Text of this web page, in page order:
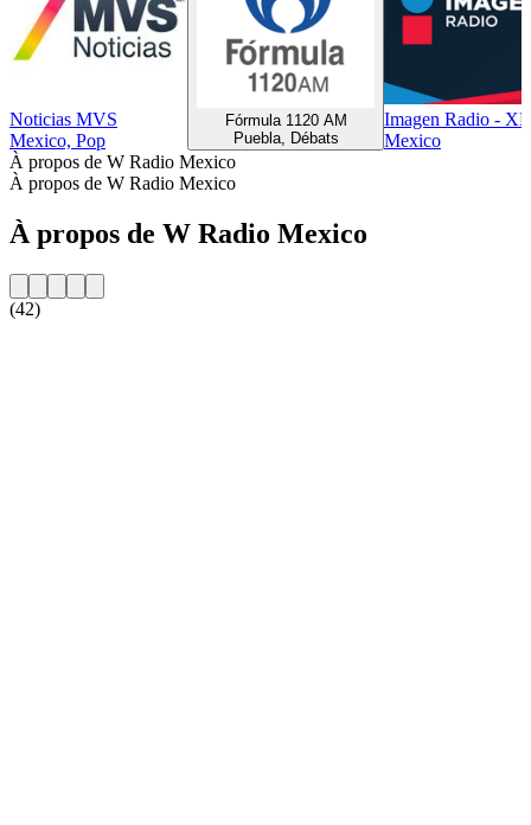
Noticias MVS
Mexico, Pop
Fórmula 1120 AM
Puebla, Débats
Imagen Radio -
Mexico
À propos de W Radio Mexico
À propos de W Radio Mexico
À propos de W Radio Mexico
(42)